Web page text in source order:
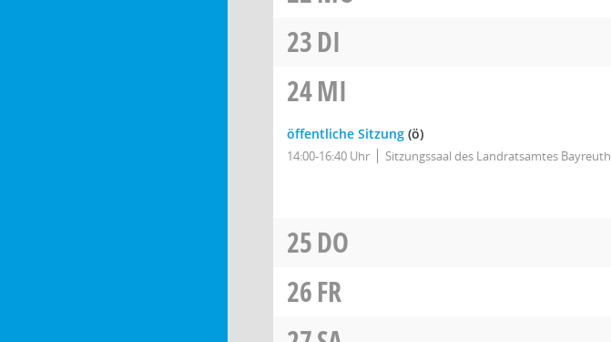
23DI
24MI
öffentliche Sitzung (ö)
14:00-16:40 Uhr Sitzungssaal des Landratsamtes Bayreuth
25DO
26FR